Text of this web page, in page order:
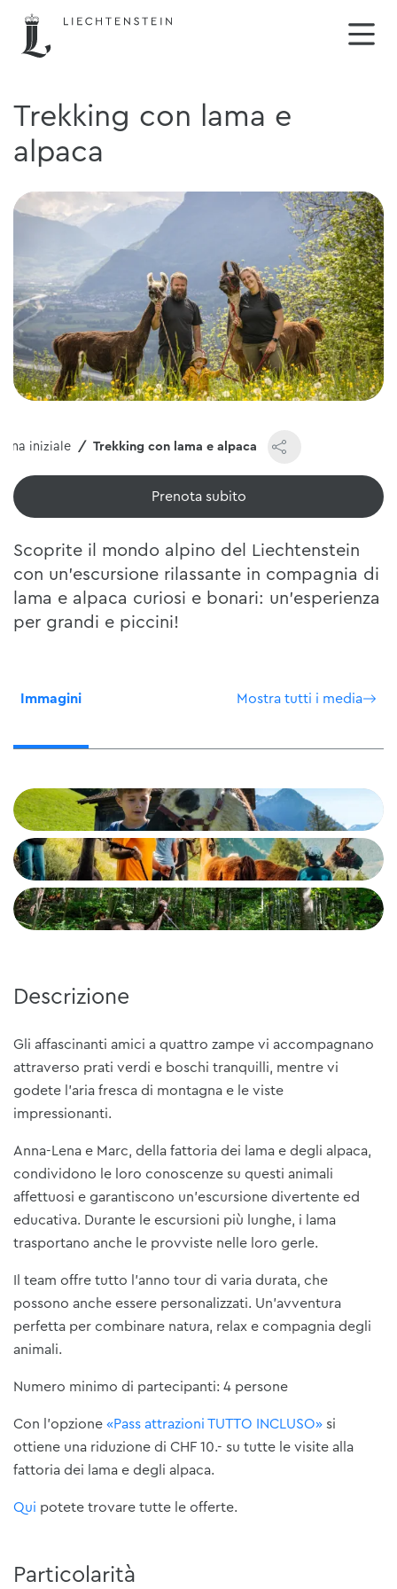
Trekking con lama e
alpaca
iniziale Trekking con lama e alpaca
Prenota subito
Scoprite il mondo alpino del Liechtenstein
con un'escursione rilassante in compagnia di
lama e alpaca curiosi e bonari: un'esperienza
per grandi e piccini!
Immagini Mostra tutti i media
Descrizione
Gli affascinanti amici a quattro zampe vi accompagnano
attraverso prati verdi e boschi tranquilli, mentre vi
godete l'aria fresca di montagna e le viste
impressionanti.
Anna-Lena e Marc, della fattoria dei lama e degli alpaca,
condividono le loro conoscenze su questi animali
affettuosi e garantiscono un'escursione divertente ed
educativa. Durante le escursioni più lunghe, i lama
trasportano anche le provviste nelle loro gerle.
Il team offre tutto l'anno tour di varia durata, che
possono anche essere personalizzati. Un'avventura
perfetta per combinare natura, relax e compagnia degli
animali.
Numero minimo di partecipanti: 4 persone
Con l'opzione «Pass attrazioni TUTTO INCLUSO» si
ottiene una riduzione di CHF 10.- su tutte le visite alla
fattoria dei lama e degli alpaca.
Qui potete trovare tutte le offerte.
Particolarità